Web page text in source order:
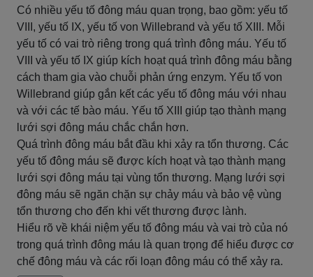
Có nhiều yếu tố đông máu quan trọng, bao gồm: yếu tố
VIII, yếu tố IX, yếu tố von Willebrand và yếu tố XIII. Mỗi
yếu tố có vai trò riêng trong quá trình đông máu. Yếu tố
VIII và yếu tố IX giúp kích hoạt quá trình đông máu bằng
cách tham gia vào chuỗi phản ứng enzym. Yếu tố von
Willebrand giúp gắn kết các yếu tố đông máu với nhau
và với các tế bào máu. Yếu tố XIII giúp tạo thành mạng
lưới sợi đông máu chắc chắn hơn.
Quá trình đông máu bắt đầu khi xảy ra tổn thương. Các
yếu tố đông máu sẽ được kích hoạt và tạo thành mạng
lưới sợi đông máu tại vùng tổn thương. Mạng lưới sợi
đông máu sẽ ngăn chặn sự chảy máu và bảo vệ vùng
tổn thương cho đến khi vết thương được lành.
Hiểu rõ về khái niệm yếu tố đông máu và vai trò của nó
trong quá trình đông máu là quan trọng để hiểu được cơ
chế đông máu và các rối loạn đông máu có thể xảy ra.